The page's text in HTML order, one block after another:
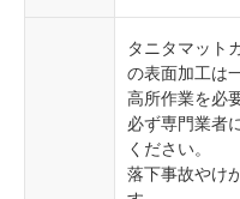
タニタマット
の表面加工は
高所作業を必
必ず専門業者
ください。
落下事故やけ